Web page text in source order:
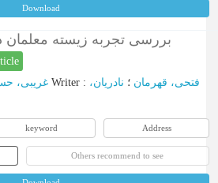
Download
بررسی تجربه زیسته معلمان
غریبی، Writer : فتحی، قهرمان ؛ نادریان،
keyword Address
Others recommend to see